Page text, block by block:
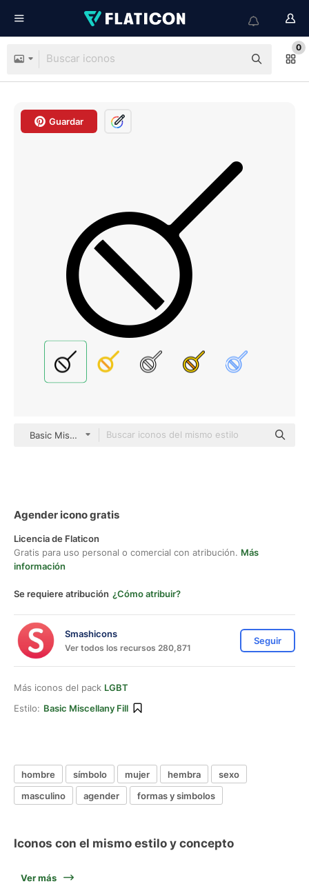
0
Guardar
Basic Miscellany Fill
Agender icono gratis
Licencia de Flaticon
Gratis para uso personal o comercial con atribución. Más
información
Se requiere atribución ¿Cómo atribuir?
Smashicons
Ver todos los recursos 280,871
Seguir
Más iconos del pack LGBT
Estilo: Basic Miscellany Fill
hombre símbolo mujer hembra
sexo
masculino
agender formas y simbolos
Iconos con el mismo estilo y concepto
Ver más